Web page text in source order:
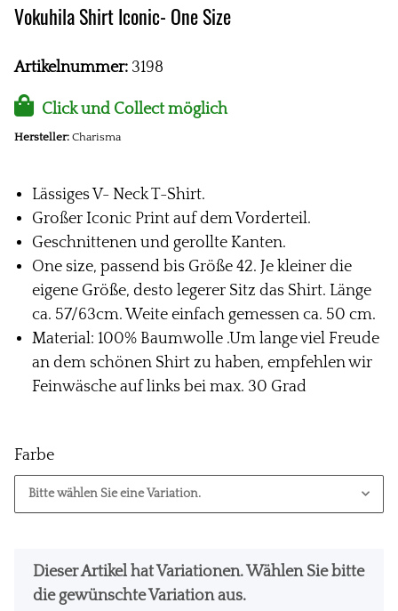
Vokuhila Shirt Iconic- One Size
Artikelnummer: 3198
Click und Collect möglich
Hersteller: Charisma
Lässiges V- Neck T-Shirt.
Großer Iconic Print auf dem Vorderteil.
Geschnittenen und gerollte Kanten.
One size, passend bis Größe 42. Je kleiner die
eigene Größe, desto legerer Sitz das Shirt. Länge
ca. 57/63cm. Weite einfach gemessen ca. 50 cm.
Material: 100% Baumwolle .Um lange viel Freude
an dem schönen Shirt zu haben, empfehlen wir
Feinwäsche auf links bei max. 30 Grad
Farbe
Bitte wählen Sie eine Variation.
x
Dieser Artikel hat Variationen. Wählen Sie bitte
die gewünschte Variation aus.